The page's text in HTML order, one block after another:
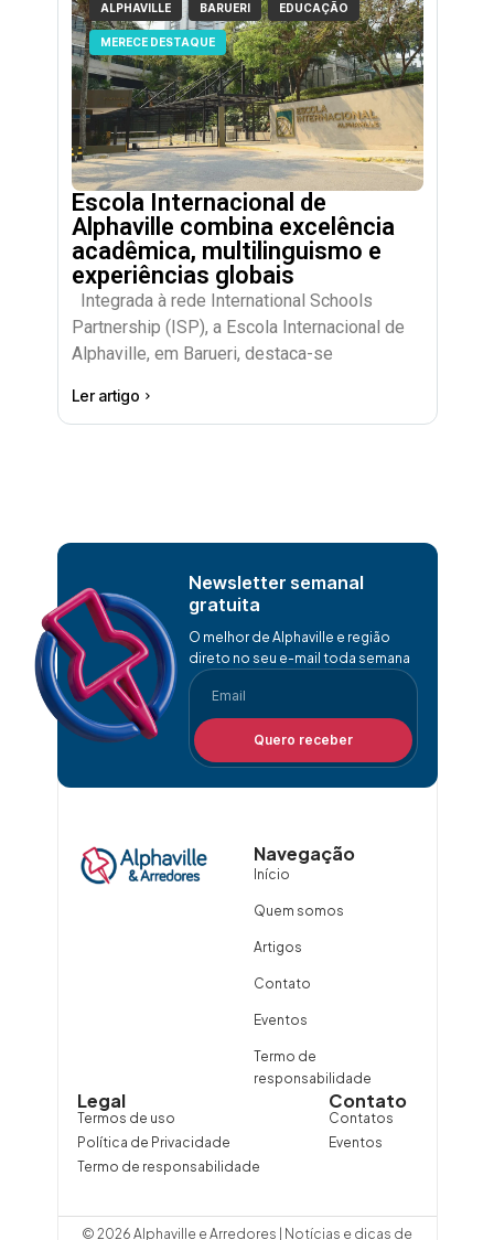
ALPHAVILLE BARUERI EDUCAÇÃO
MERECE DESTAQUE
Escola Internacional de
Alphaville combina excelência
acadêmica, multilinguismo e
experiências globais
Integrada à rede International Schools
Partnership (ISP), a Escola Internacional de
Alphaville, em Barueri, destaca-se
Ler artigo
Newsletter semanal
gratuita
O melhor de Alphaville e região
direto no seu e-mail toda semana
Quero receber
Navegação
Início
Quem somos
Artigos
Contato
Eventos
Termo de
responsabilidade
Contato
Contatos
Eventos
Legal
Termos de uso
Política de Privacidade
Termo de responsabilidade
© 2026 Alphaville e Arredores | Notícias e dicas de